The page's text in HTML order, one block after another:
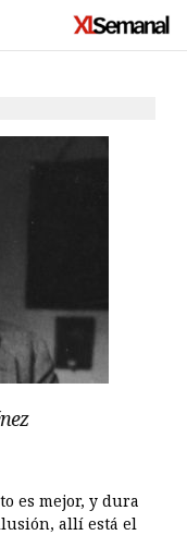
es mejor, y dura
allí está el